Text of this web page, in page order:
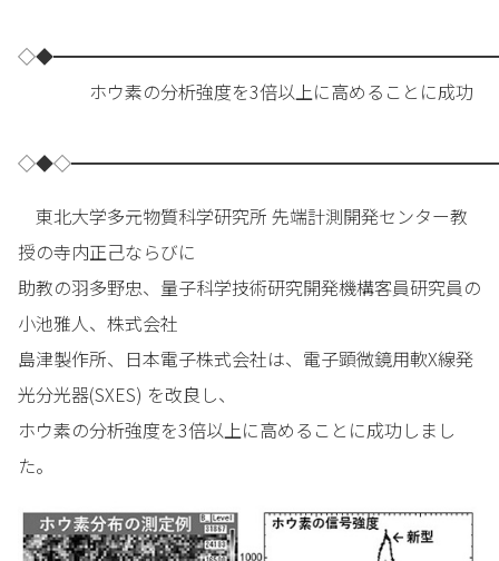
ホウ素の分析強度を3倍以上に高めることに成功
東北大学多元物質科学研究所 先端計測開発センター教
授の寺内正己ならびに
助教の羽多野忠、量子科学技術研究開発機構客員研究員の
小池雅人、株式会社
島津製作所、日本電子株式会社は、電子顕微鏡用軟X線発
光分光器(SXES) を改良し、
ホウ素の分析強度を3倍以上に高めることに成功しまし
た。